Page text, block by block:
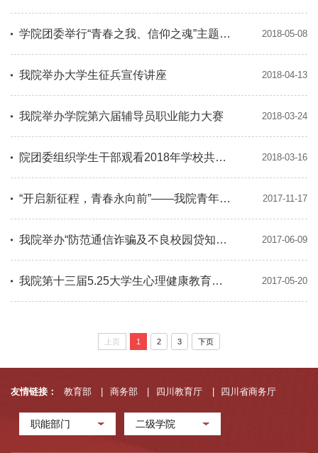
学院团委举行“青春之我、信仰之魂”主题升旗仪式 2018-05-08
我院举办大学生征兵宣传讲座 2018-04-13
我院举办学院第六届辅导员职业能力大赛 2018-03-24
院团委组织学生干部观看2018年学校共青团网络视频工作会议 2018-03-16
“开启新征程，青春永向前”——我院青年团员召开学习十九大座谈会 2017-11-17
我院举办“防范通信诈骗及不良校园贷知识”专题讲座 2017-06-09
我院第十三届5.25大学生心理健康教育宣传活动月顺利启动 2017-05-20
上页 1 2 3 下页
友情链接： 教育部 商务部 四川教育厅 四川省商务厅
职能部门 二级学院